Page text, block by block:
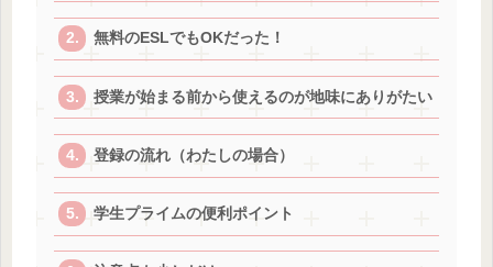
無料のESLでもOKだった！
授業が始まる前から使えるのが地味にありがたい
登録の流れ（わたしの場合）
学生プライムの便利ポイント